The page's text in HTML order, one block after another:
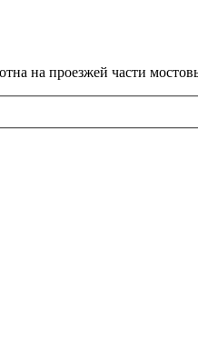
на проезжей части